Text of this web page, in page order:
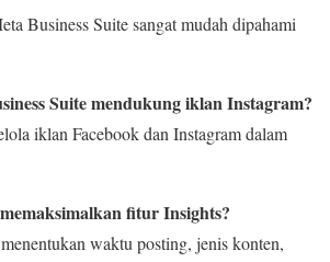
Business Suite sangat mudah dipahami
Suite mendukung iklan Instagram?
iklan Facebook dan Instagram dalam
fitur Insights?
waktu posting, jenis konten,